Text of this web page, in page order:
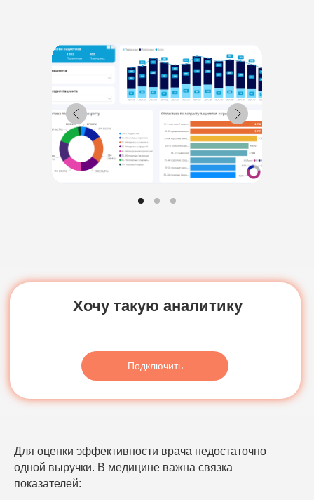
Для оценки эффективности врача недостаточно
одной выручки. В медицине важна связка
показателей:
Отчеты и аналитика
Телемедицина
Лаборатории
Интернет-Телефония
Приложение для сотрудников
Кабинеты
Система управления
Дневники приемов
Зубная формула
Карта косметолога
О компании
Карьера
Возможности